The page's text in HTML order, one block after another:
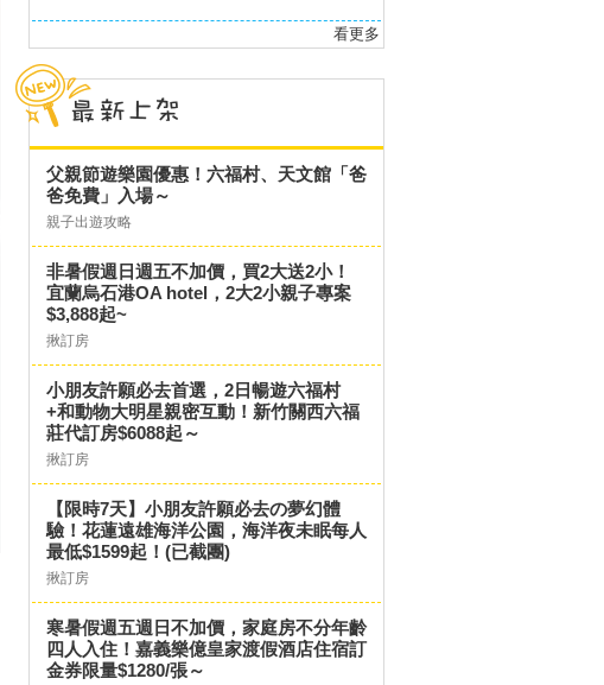
看更多
父親節遊樂園優惠！六福村、天文館「爸
爸免費」入場～
親子出遊攻略
非暑假週日週五不加價，買2大送2小！
宜蘭烏石港OA hotel，2大2小親子專案
$3,888起~
揪訂房
小朋友許願必去首選，2日暢遊六福村
+和動物大明星親密互動！新竹關西六福
莊代訂房$6088起～
揪訂房
【限時7天】小朋友許願必去の夢幻體
驗！花蓮遠雄海洋公園，海洋夜未眠每人
最低$1599起！(已截團)
揪訂房
寒暑假週五週日不加價，家庭房不分年齡
四人入住！嘉義樂億皇家渡假酒店住宿訂
金券限量$1280/張～